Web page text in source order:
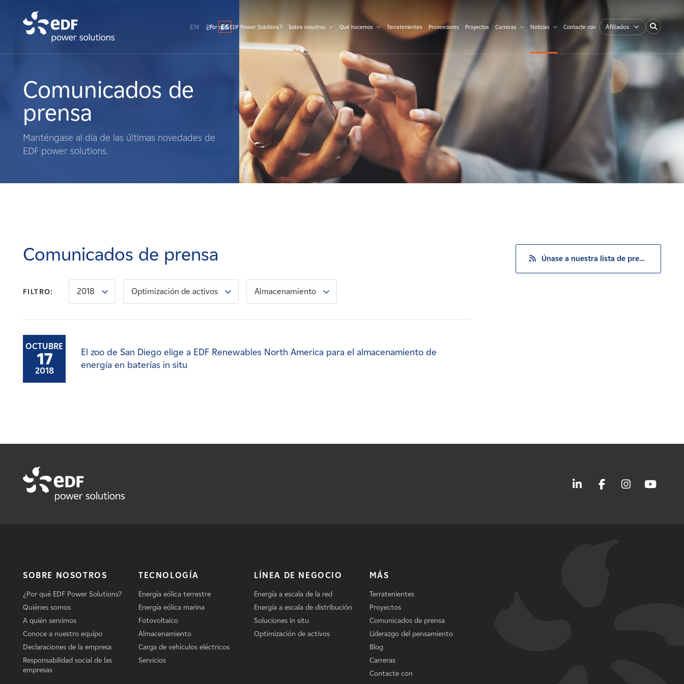
Qué hacemos
Terratenientes
Noticias
Contacte con
EN FR ES
¿Por qué EDF Power Solutions? Sobre nosotros Qué hacemos Terratenientes Proveedores Proyectos Carreras Noticias Contacte con Afiliados
Comunicados de
prensa
Manténgase al día de las últimas novedades de
EDF power solutions.
Comunicados de prensa
FILTRO: 2018 Optimización de activos Almacenamiento
OCTUBRE
17
2018
El zoo de San Diego elige a EDF Renewables North America para el almacenamiento de
energía en baterías in situ
Únase a nuestra lista de prensa
SOBRE NOSOTROS
¿Por qué EDF Power Solutions?
Quiénes somos
A quién servimos
Conoce a nuestro equipo
Declaraciones de la empresa
Responsabilidad social de las
empresas
TECNOLOGÍA
Energía eólica terrestre
Energía eólica marina
Fotovoltaico
Almacenamiento
Carga de vehículos eléctricos
Servicios
LÍNEA DE NEGOCIO
Energía a escala de la red
Energía a escala de distribución
Soluciones in situ
Optimización de activos
MÁS
Terratenientes
Proyectos
Comunicados de prensa
Liderazgo del pensamiento
Blog
Carreras
Contacte con